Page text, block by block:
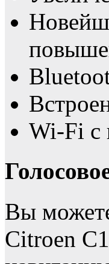
Wi-Fi с
Вы
Citroen